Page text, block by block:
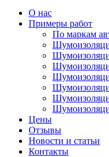
О нас
Примеры работ
По маркам
Цены
Отзывы
Новости и статьи
Контакты